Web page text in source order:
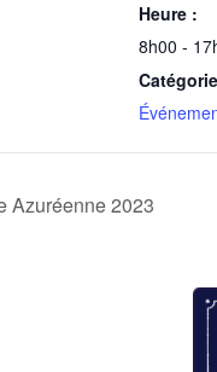
Heure :
8h00 -
Azuréenne 2023